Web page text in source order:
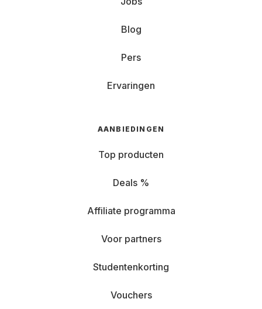
Blog
Pers
Ervaringen
AANBIEDINGEN
Top producten
Deals %
Affiliate programma
Voor partners
Studentenkorting
Vouchers